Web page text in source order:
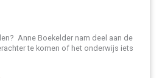
Anne Boekelder nam deel aan de
te komen of het onderwijs iets